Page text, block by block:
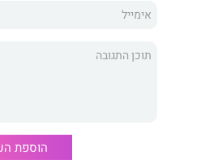
האגודה הישראלית למדע בדיוני
הוספת